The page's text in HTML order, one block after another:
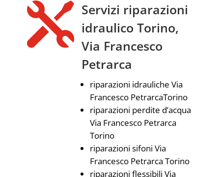
 Servizi riparazioni
idraulico Torino,
Via Francesco
Petrarca
riparazioni idrauliche Via
Francesco PetrarcaTorino
riparazioni perdite d’acqua
Via Francesco Petrarca
Torino
riparazioni sifoni Via
Francesco Petrarca Torino
riparazioni flessibili Via